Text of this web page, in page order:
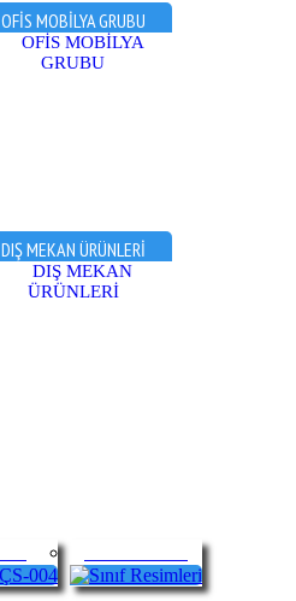
OFİS MOBİLYA GRUBU
DIŞ MEKAN ÜRÜNLERİ